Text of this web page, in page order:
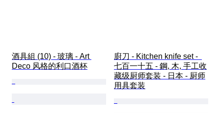
酒具組 (10) - 玻璃 - Art
Deco 风格的利口酒杯
廚刀 - Kitchen knife set -
七百一十五 - 鋼, 木, 手工收
藏级厨师套装 - 日本 - 厨师
用具套装